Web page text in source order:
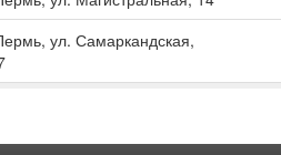
ул. Самаркандская,